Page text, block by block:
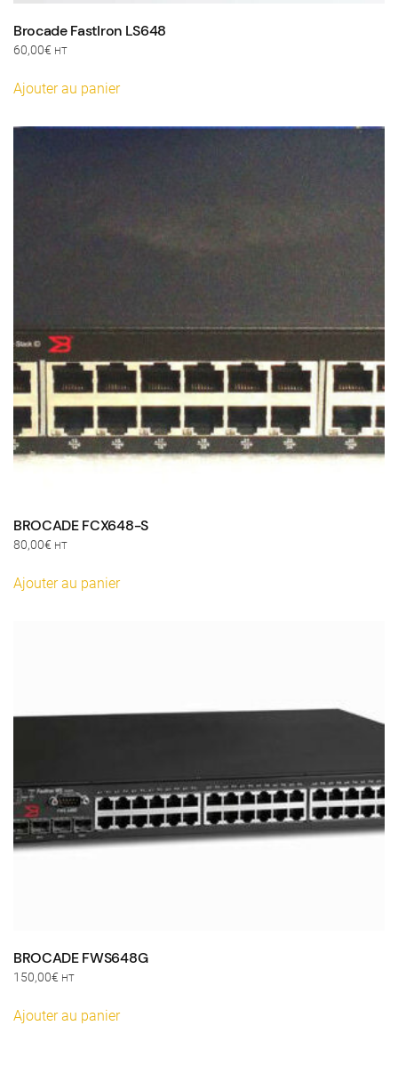
Brocade FastIron LS648
60,00€ HT
Ajouter au panier
BROCADE FCX648-S
80,00€ HT
Ajouter au panier
BROCADE FWS648G
150,00€ HT
Ajouter au panier